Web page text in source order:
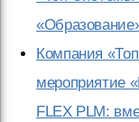
Компания
мероприятие
FLEX PLM: